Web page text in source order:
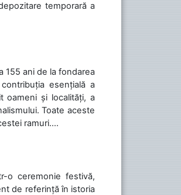
temporară a
155 ani de la fondarea
esențială a
oameni și localități, a
Toate aceste
ramuri....
o ceremonie festivă,
de referință în istoria